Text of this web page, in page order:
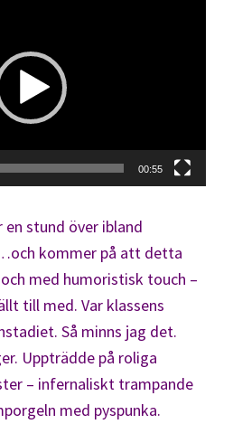
00:55
en stund över ibland
kommer på att detta
med humoristisk touch –
till med. Var klassens
Så minns jag det.
Uppträdde på roliga
– infernaliskt trampande
med pyspunka.